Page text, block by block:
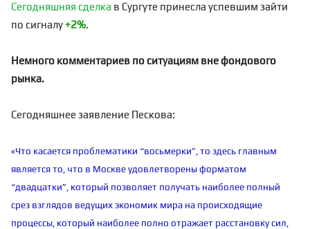
Сегодняшняя сделка в Сургуте принесла успевшим зайти
по сигналу +2%.
Немного комментариев по ситуациям вне фондового
рынка.
Сегодняшнее заявление Пескова:
«Что касается проблематики “восьмерки”, то здесь главным
является то, что в Москве удовлетворены форматом
“двадцатки”, который позволяет получать наиболее полный
срез взглядов ведущих экономик мира на происходящие
процессы, который наиболее полно отражает расстановку сил,